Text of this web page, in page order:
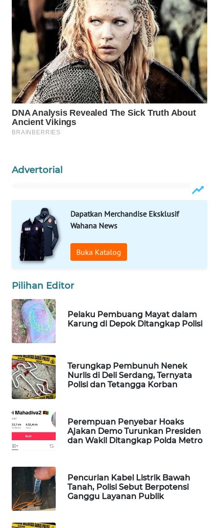
Advertorial
Dapatkan Merchandise Eksklusif
Wahana News
Buka Katalog
Pilihan Editor
Pelaku Pembuang Mayat dalam
Karung di Depok Ditangkap Polisi
Terungkap Pembunuh Nenek
Nurlis di Deli Serdang, Ternyata
Polisi dan Tetangga Korban
Perempuan Penyebar Hoaks
Ajakan Demo Turunkan Presiden
dan Wakil Ditangkap Polda Metro
Pencurian Kabel Listrik Bawah
Tanah, Polisi Sebut Berpotensi
Ganggu Layanan Publik
WAHANA
SPORT
WAHANA
UMKM
WAHANA
SELEB
WAHANA
WAHANA
OTOMOTIF
WAHANA
HEALTH
WAHANA
DESA
WISATA
LAPAK
Wahana
Network
KONSUMEN
LISTRIK
MASYARAKAT
KELISTRIKAN
WALINKI
ID
ID
MARTABAT
NET